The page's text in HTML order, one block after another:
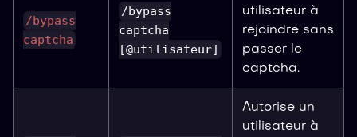
/bypass
captcha
/bypass
captcha
[@utilisateur]
utilisateur à
rejoindre sans
passer le
captcha.
Autorise un
utilisateur à